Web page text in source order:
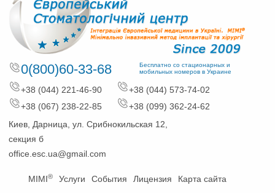
0(800)60-33-68
Бесплатно со стационарных и
мобильных номеров в Украине
+38 (044) 221-46-90
+38 (044) 573-74-02
+38 (067) 238-22-85
+38 (099) 362-24-62
Киев, Дарница, ул. Срибнокильская 12,
секция б
office.esc.ua@gmail.com
MIMI® Услуги События Лицензия Карта сайта